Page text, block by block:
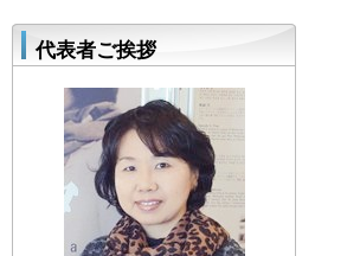
代表者ご挨拶